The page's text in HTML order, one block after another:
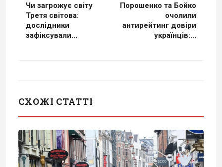
Чи загрожує світу
Третя світова:
дослідники
зафіксували...
Порошенко та Бойко
очолили
антирейтинг довіри
українців:...
СХОЖІ СТАТТІ